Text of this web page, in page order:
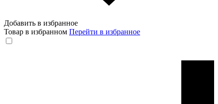
Добавить в избранное
Товар в избранном Перейти в избранное